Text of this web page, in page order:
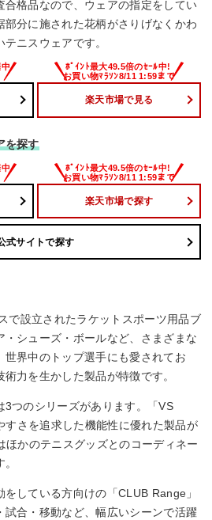
合格品なので、ウェアの指定をしてい
部分に施された花柄がさりげなくかわ
ニスウェアです。
楽天市場で見る
を探す
楽天市場で探す
式サイトで探す
で設立されたラケットスポーツ用品ブ
・シューズ・ボールなど、さまざまな
世界中のトップ選手にも愛されてお
力を生かした製品が特徴です。
3つのシリーズがあります。「VS
すさを追求した機能性に優れた製品が
ほかのテニスグッズとのコーディネー
している方向けの「CLUB Range」
試合・移動など、幅広いシーンで活躍